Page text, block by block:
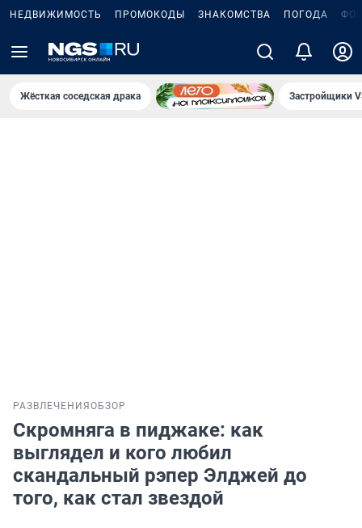
НЕДВИЖИМОСТЬ ПРОМОКОДЫ ЗНАКОМСТВА ПОГОДА
Жёсткая соседская драка Застройщики
РАЗВЛЕЧЕНИЯ ОБЗОР
Скромняга в пиджаке: как
выглядел и кого любил
скандальный рэпер Элджей до
того, как стал звездой